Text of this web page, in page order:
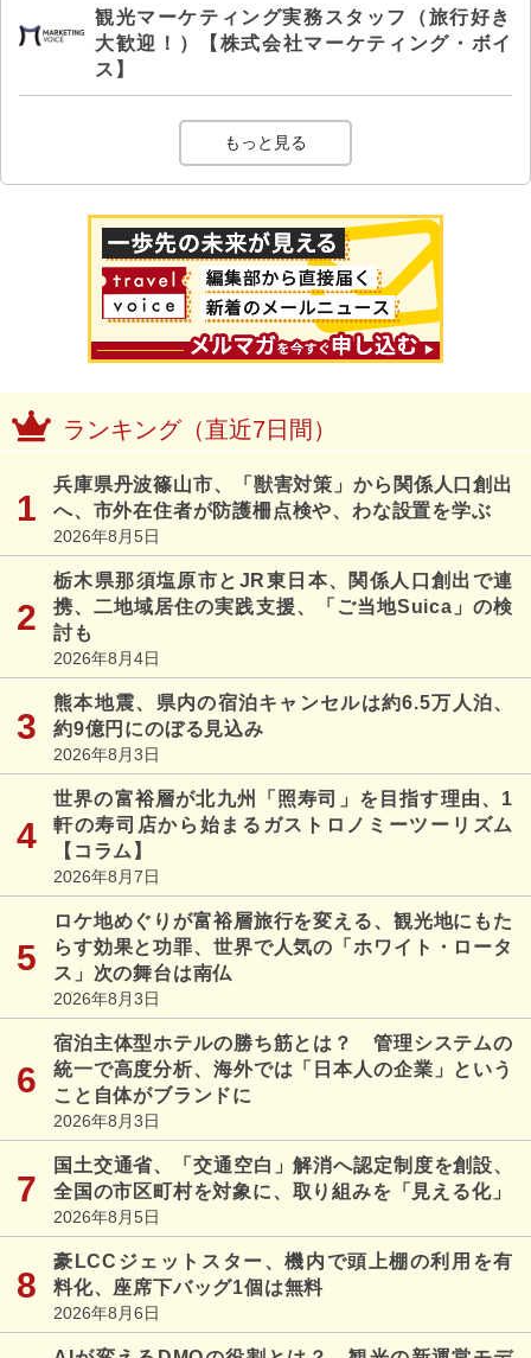
観光マーケティング実務スタッフ（旅行好き
大歓迎！）【株式会社マーケティング・ボイ
ス】
もっと見る
ランキング（直近7日間）
兵庫県丹波篠山市、「獣害対策」から関係人口創出
へ、市外在住者が防護柵点検や、わな設置を学ぶ
2026年8月5日
栃木県那須塩原市とJR東日本、関係人口創出で連
携、二地域居住の実践支援、「ご当地Suica」の検
討も
2026年8月4日
熊本地震、県内の宿泊キャンセルは約6.5万人泊、
約9億円にのぼる見込み
2026年8月3日
世界の富裕層が北九州「照寿司」を目指す理由、1
軒の寿司店から始まるガストロノミーツーリズム
【コラム】
2026年8月7日
ロケ地めぐりが富裕層旅行を変える、観光地にもた
らす効果と功罪、世界で人気の「ホワイト・ロータ
ス」次の舞台は南仏
2026年8月3日
宿泊主体型ホテルの勝ち筋とは？ 管理システムの
統一で高度分析、海外では「日本人の企業」という
こと自体がブランドに
2026年8月3日
国土交通省、「交通空白」解消へ認定制度を創設、
全国の市区町村を対象に、取り組みを「見える化」
2026年8月5日
豪LCCジェットスター、機内で頭上棚の利用を有
料化、座席下バッグ1個は無料
2026年8月6日